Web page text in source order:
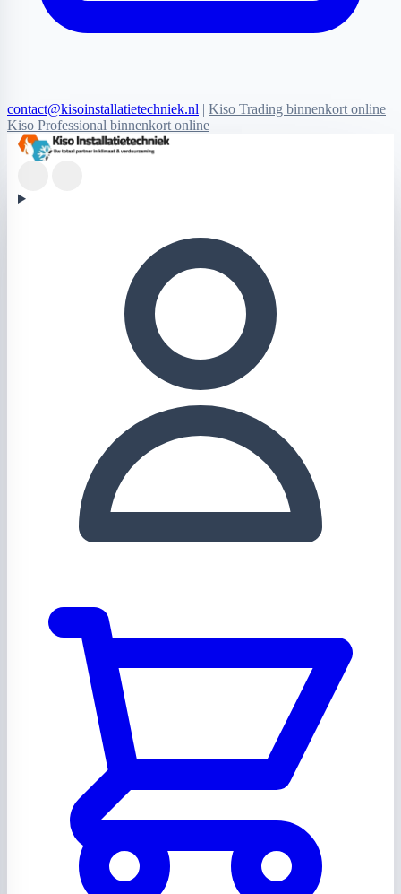
contact@kisoinstallatietechniek.nl | Kiso Trading binnenkort online
Kiso Professional binnenkort online